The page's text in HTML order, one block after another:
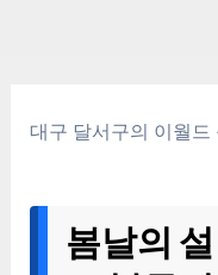
대구 달서구의 이월드
봄날의